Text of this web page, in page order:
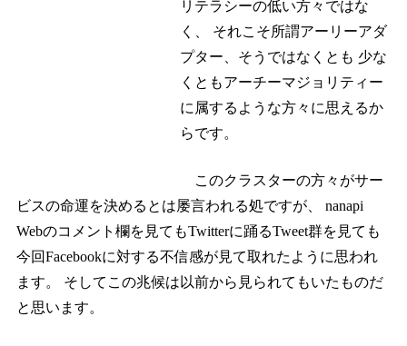
リテラシーの低い方々ではな
く、 それこそ所謂アーリーアダ
プター、そうではなくとも 少な
くともアーチーマジョリティー
に属するような方々に思えるか
らです。
このクラスターの方々がサー
ビスの命運を決めるとは屡言われる処ですが、 nanapi
Webのコメント欄を見てもTwitterに踊るTweet群を見ても
今回Facebookに対する不信感が見て取れたように思われ
ます。 そしてこの兆候は以前から見られてもいたものだ
と思います。